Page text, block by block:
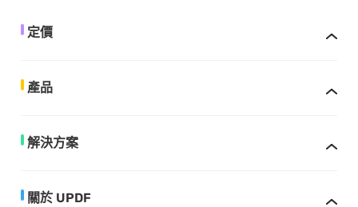
定價
產品
解決方案
關於 UPDF